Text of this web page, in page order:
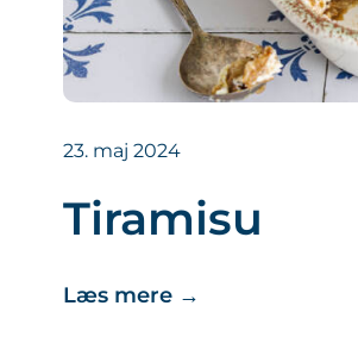
23. maj 2024
Tiramisu
Læs mere →